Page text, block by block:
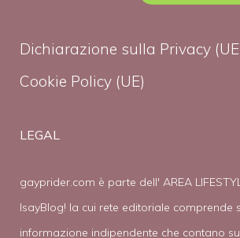
Dichiarazione sulla Privacy
Cookie Policy (UE)
LEGAL
gayprider.com è parte dell' AREA
IsayBlog! la cui rete editoriale comprende
informazione indipendente che contano